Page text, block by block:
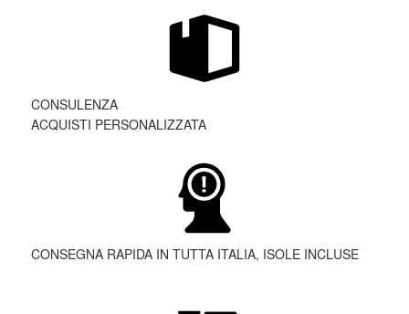
CONSULENZA
ACQUISTI PERSONALIZZATA
CONSEGNA RAPIDA IN TUTTA ITALIA, ISOLE INCLUSE